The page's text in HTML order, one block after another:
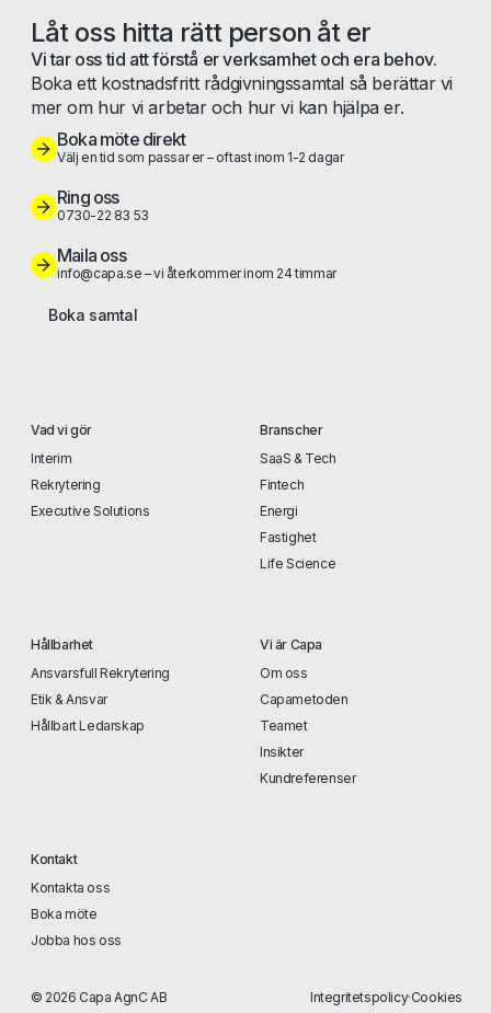
Låt oss hitta rätt person åt er
Vi tar oss tid att förstå er verksamhet och era behov.
Boka ett kostnadsfritt rådgivningssamtal så berättar vi
mer om hur vi arbetar och hur vi kan hjälpa er.
Boka möte direkt
Välj en tid som passar er – oftast inom 1-2 dagar
Ring oss
0730-22 83 53
Maila oss
info@capa.se – vi återkommer inom 24 timmar
Boka samtal
Vad vi gör
Interim
Rekrytering
Executive Solutions
Branscher
SaaS & Tech
Fintech
Energi
Fastighet
Life Science
Hållbarhet
Ansvarsfull Rekrytering
Etik & Ansvar
Hållbart Ledarskap
Vi är Capa
Om oss
Capametoden
Teamet
Insikter
Kundreferenser
Kontakt
Kontakta oss
Boka möte
Jobba hos oss
© 2026 Capa AgnC AB Integritetspolicy·Cookies